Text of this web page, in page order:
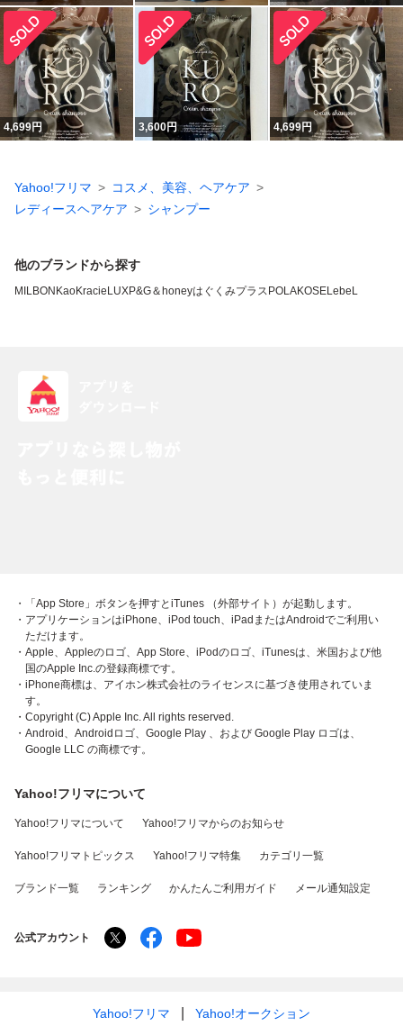
4,699円 3,600円 4,699円
Yahoo!フリマ
コスメ、美容、ヘアケア
レディースヘアケア
シャンプー
他のブランドから探す
MILBON KaoKracie LUXP&G＆honeyはぐくみプラス POLAKOSELebeL
・「App Store」ボタンを押すとiTunes （外部サイト）が起動します。
・アプリケーションはiPhone、iPod touch、iPadまたはAndroidでご利用い
ただけます。
・Apple、Appleのロゴ、App Store、iPodのロゴ、iTunesは、米国および他
国のApple Inc.の登録商標です。
・iPhone商標は、アイホン株式会社のライセンスに基づき使用されていま
す。
・Copyright (C) Apple Inc. All rights reserved.
・Android、Androidロゴ、Google Play 、および Google Play ロゴは、
Google LLC の商標です。
Yahoo!フリマについて
Yahoo!フリマについて Yahoo!フリマからのお知らせ
Yahoo!フリマトピックス Yahoo!フリマ特集 カテゴリ一覧
ブランド一覧 ランキング かんたんご利用ガイド メール通知設定
公式アカウント
Yahoo!フリマ Yahoo!オークション